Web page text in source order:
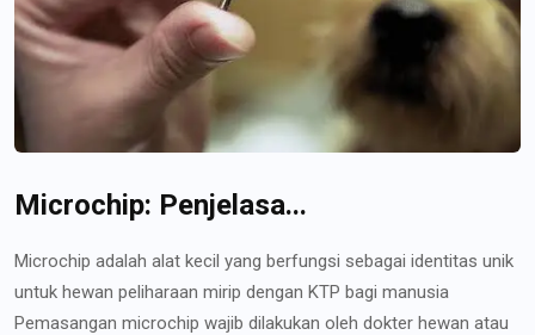
Microchip: Penjelasa...
Microchip adalah alat kecil yang berfungsi sebagai identitas unik
untuk hewan peliharaan mirip dengan KTP bagi manusia
Pemasangan microchip wajib dilakukan oleh dokter hewan atau